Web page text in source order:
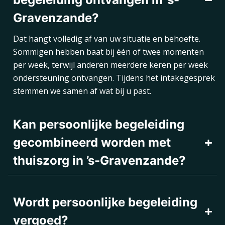
Gravenzande?
Dat hangt volledig af van uw situatie en behoefte.
Sommigen hebben baat bij één of twee momenten
per week, terwijl anderen meerdere keren per week
ondersteuning ontvangen. Tijdens het intakegesprek
stemmen we samen af wat bij u past.
Kan persoonlijke begeleiding
gecombineerd worden met
thuiszorg in ’s-Gravenzande?
Wordt persoonlijke begeleiding
vergoed?